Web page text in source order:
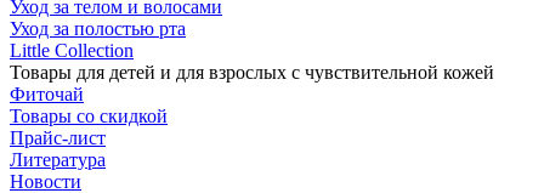
Уход за телом и волосами
Уход за полостью рта
Little Collection
Товары для детей и для взрослых с чувствительной кожей
Фиточай
Товары со скидкой
Прайс-лист
Литература
Новости